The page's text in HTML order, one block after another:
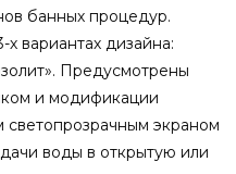
банных процедур.
вариантах дизайна:
Предусмотрены
и модификации
экраном
воды в открытую или